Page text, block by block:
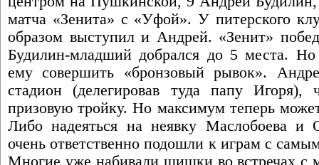
матча «Зенита» с «Уфой». У питерского
образом выступил и Андрей. «Зенит»
Будилин-младший добрался до 5 места.
ему совершить «бронзовый рывок».
стадион (делегировав туда папу
призовую тройку. Но максимум теперь
Либо надеяться на неявку Маслобоева и
очень ответственно подошли к играм с
Многие уже набивали шишки во встречах с